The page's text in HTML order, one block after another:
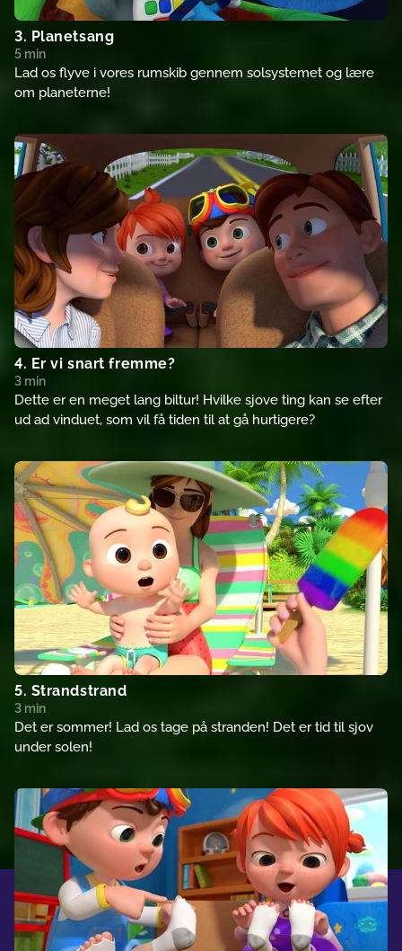
3. Planetsang
5 min
Lad os flyve i vores rumskib gennem solsystemet og lære
om planeterne!
4. Er vi snart fremme?
3 min
Dette er en meget lang biltur! Hvilke sjove ting kan se efter
ud ad vinduet, som vil få tiden til at gå hurtigere?
5. Strandstrand
3 min
Det er sommer! Lad os tage på stranden! Det er tid til sjov
under solen!